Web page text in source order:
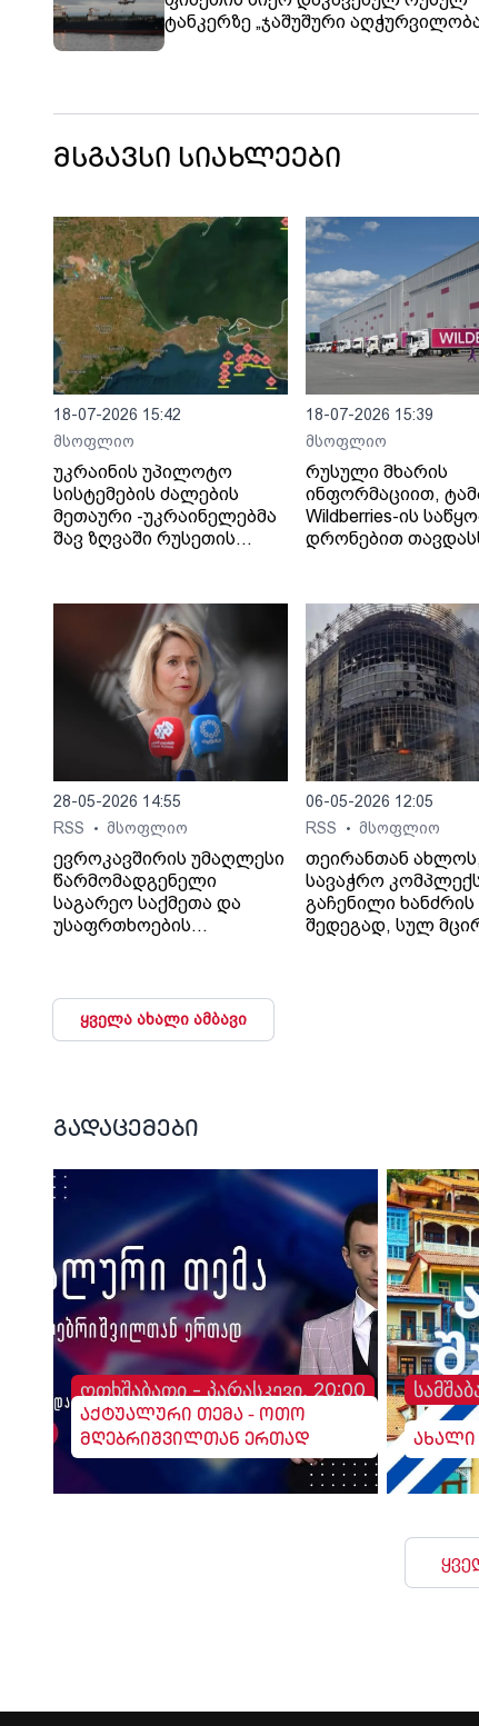
ტანკერზე „ჯაშუშური
მსგავსი სიახლეები
18-07-2026 15:42
მსოფლიო
უკრაინის უპილოტო
სისტემების ძალების
მეთაური -უკრაინელებმა
შავ ზღვაში რუსეთის
18-07-2026 15:39
მსოფლიო
რუსული მხარის
ინფორმაციით,
Wildberries-ის
დრონებით
28-05-2026 14:55
RSS
• მსოფლიო
ევროკავშირის უმაღლესი
წარმომადგენელი
საგარეო საქმეთა და
უსაფრთხოების
საკითხზე
მოლაპარაკებების
საქართველოდან და
ჯარების გაყვანის
საკითხსაც დააყენებს.
06-05-2026 12:05
RSS
• მსოფლიო
თეირანთან
სავაჭრო
გაჩენილი ხანძრის
შედეგად, სულ
ანდიშეში გაჩნდა,
250-ზე მეტი
და 50 საოფისე
განთავსებული.
ყველა ახალი ამბავი
გადაცემები
ოთხშაბათი - პარასკევი, 20:00
აქტუალური თემა - ოთო
მღებრიშვილთან ერთად
ახალი